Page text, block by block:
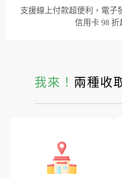
支援線上付款超便利，電子
信用卡 98 折
我來！ 兩種收